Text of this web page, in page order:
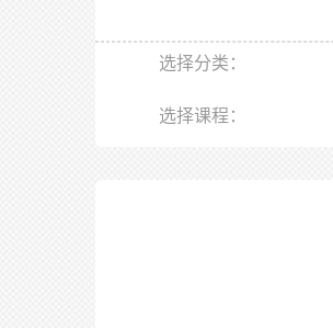
选择分类：
选择课程：